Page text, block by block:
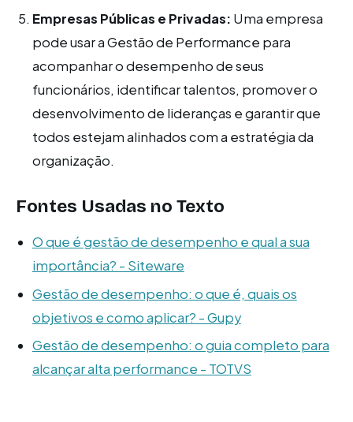
Empresas Públicas e Privadas: Uma empresa
pode usar a Gestão de Performance para
acompanhar o desempenho de seus
funcionários, identificar talentos, promover o
desenvolvimento de lideranças e garantir que
todos estejam alinhados com a estratégia da
organização.
Fontes Usadas no Texto
O que é gestão de desempenho e qual a sua
importância? - Siteware
Gestão de desempenho: o que é, quais os
objetivos e como aplicar? - Gupy
Gestão de desempenho: o guia completo para
alcançar alta performance - TOTVS